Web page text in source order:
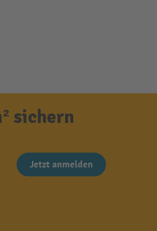
sichern
Jetzt anmelden